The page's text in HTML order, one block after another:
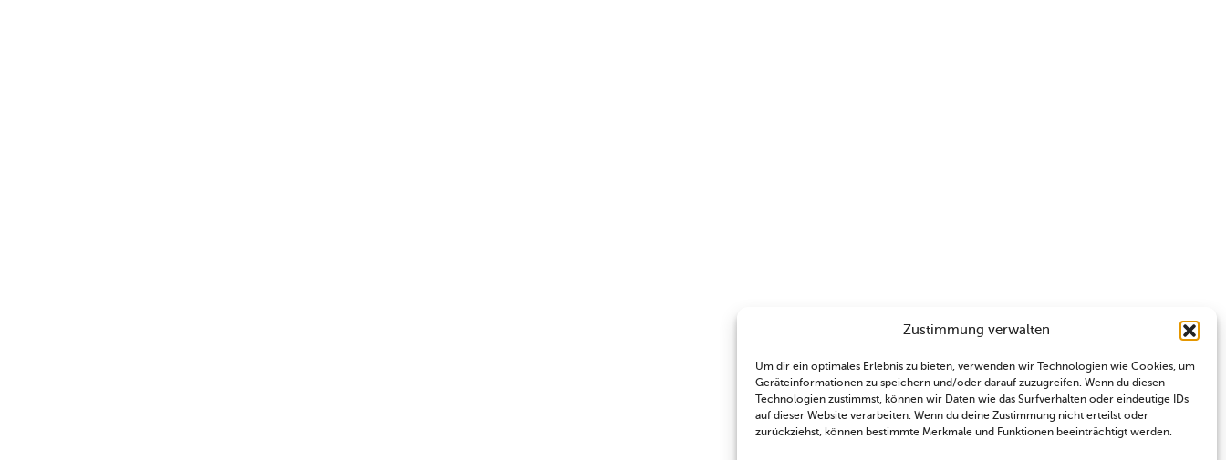
Zustimmung verwalten
Um dir ein optimales Erlebnis zu bieten, verwenden wir Technologien wie Cookies, um
Geräteinformationen zu speichern und/oder darauf zuzugreifen. Wenn du diesen
Technologien zustimmst, können wir Daten wie das Surfverhalten oder eindeutige IDs
auf dieser Website verarbeiten. Wenn du deine Zustimmung nicht erteilst oder
zurückziehst, können bestimmte Merkmale und Funktionen beeinträchtigt werden.